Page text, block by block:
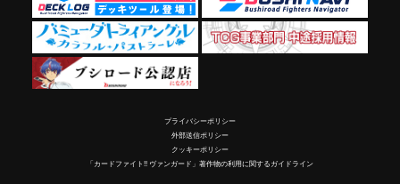
プライバシーポリシー
外部送信ポリシー
クッキーポリシー
「カードファイト!! ヴァンガード」著作物の利用に関するガイドライン